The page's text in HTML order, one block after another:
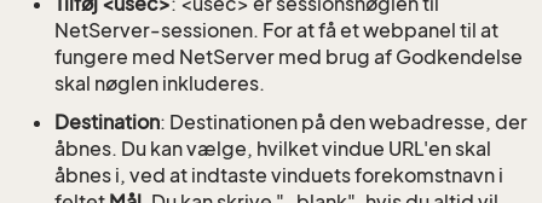
NetServer-sessionen. For at få et webpanel til at
fungere med NetServer med brug af Godkendelse
skal nøglen inkluderes.
Destination: Destinationen på den webadresse, der
åbnes. Du kan vælge, hvilket vindue URL'en skal
åbnes i, ved at indtaste vinduets forekomstnavn i